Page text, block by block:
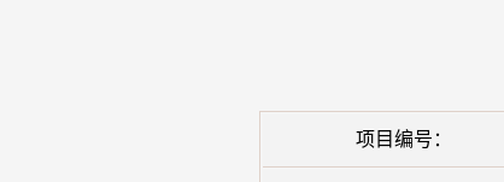
项目编号：